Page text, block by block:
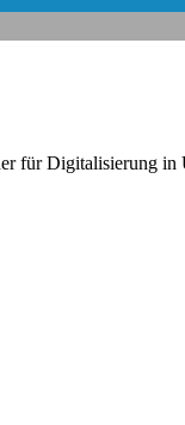
für Digitalisierung in